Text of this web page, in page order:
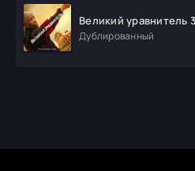
Великий уравнитель 3
Дублированный